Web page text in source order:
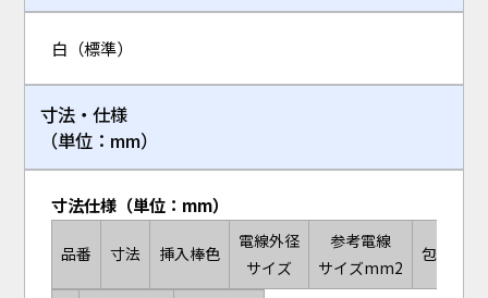
白（標準）
寸法・仕様
（単位：mm）
寸法仕様（単位：mm）
品番 寸法 挿入棒色
電線外径
サイズ
参考電線
サイズmm2
包装単位